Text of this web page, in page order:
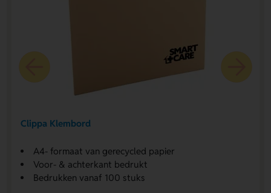
Clippa Klembord
A4- formaat van gerecycled papier
Voor- & achterkant bedrukt
Bedrukken vanaf 100 stuks